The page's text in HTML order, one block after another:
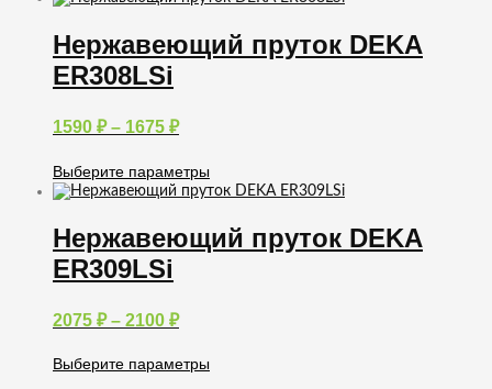
Нержавеющий пруток DEKA
ER308LSi
1590 ₽ – 1675 ₽Диапазон
1590 ₽
–
Выберите параметры
Этот
имеет
несколько
вариаций.
Опции
выбрать
странице
товара.
Нержавеющий пруток DEKA
ER309LSi
2075 ₽ – 2100 ₽Диапазон
2075 ₽
Выберите параметры